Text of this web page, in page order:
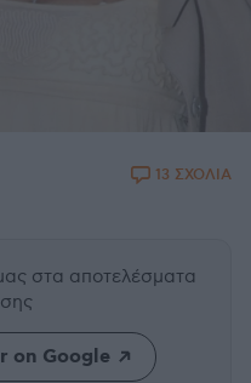
13 ΣΧΟΛΙΑ
στα αποτελέσματα
on Google